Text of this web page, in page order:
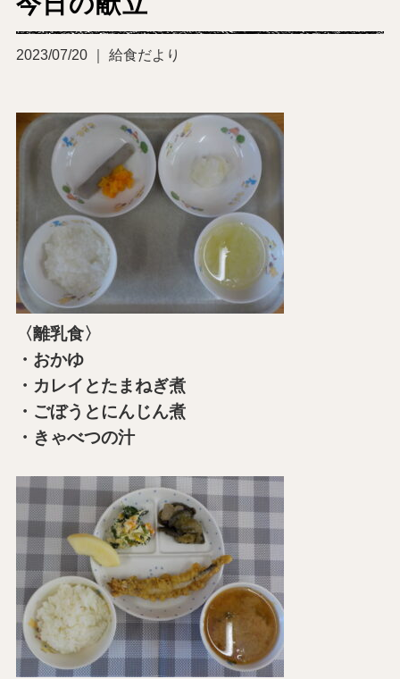
2023/07/20 ｜ 給食だより
〈離乳食〉
・おかゆ
・カレイとたまねぎ煮
・ごぼうとにんじん煮
・きゃべつの汁